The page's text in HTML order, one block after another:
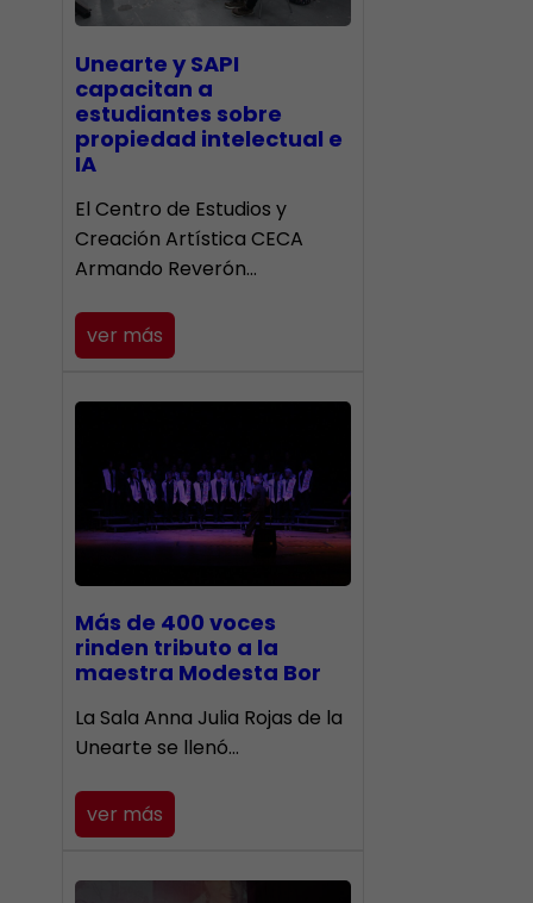
Unearte y SAPI
capacitan a
estudiantes sobre
propiedad intelectual e
IA
El Centro de Estudios y
Creación Artística CECA
Armando Reverón…
ver más
Más de 400 voces
rinden tributo a la
maestra Modesta Bor
​La Sala Anna Julia Rojas de la
Unearte se llenó…
ver más